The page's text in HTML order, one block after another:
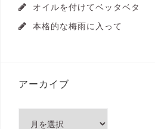
オイルを付けてベッタベタ
本格的な梅雨に入って
アーカイブ